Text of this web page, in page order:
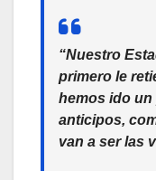
“Nuestro
primero le
hemos ido un
anticipos,
van a ser las